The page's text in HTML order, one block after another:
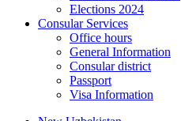
Elections 2024
Consular Services
Office hours
General Information
Consular district
Passport
Visa Information